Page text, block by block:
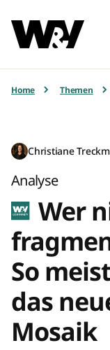
Home Themen
Christiane
Analyse
Wer
So
das
Mosaik